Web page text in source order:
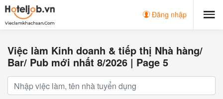
Đăng nhập
Việc làm Kinh doanh & tiếp thị Nhà hàng/
Bar/ Pub mới nhất 8/2026 | Page 5